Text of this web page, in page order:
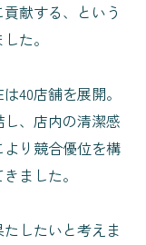
献する、という
た。
40店舗を展開。
、店内の清潔感
り競合優位を構
ました。
したいと考えま